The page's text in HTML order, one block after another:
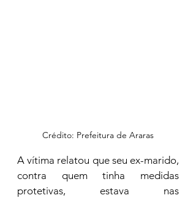
Crédito: Prefeitura de Araras
A vítima relatou que seu ex-marido,
contra quem tinha medidas
protetivas, estava nas